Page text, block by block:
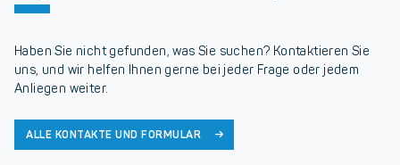
Haben Sie nicht gefunden, was Sie suchen? Kontaktieren Sie
uns, und wir helfen Ihnen gerne bei jeder Frage oder jedem
Anliegen weiter.
ALLE KONTAKTE UND FORMULAR